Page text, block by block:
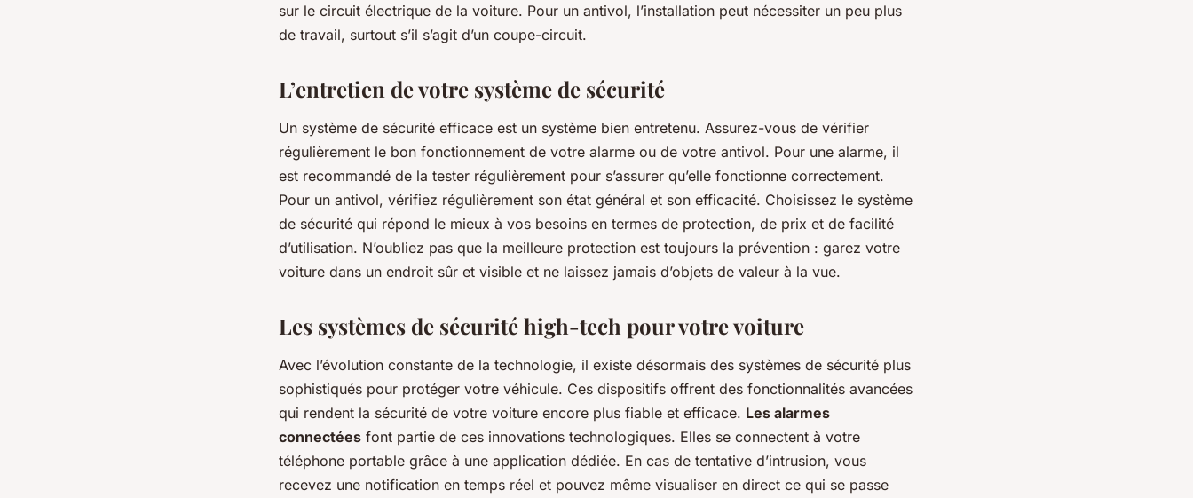
sur le circuit électrique de la voiture. Pour un antivol, l’installation peut nécessiter un peu plus
de travail, surtout s’il s’agit d’un coupe-circuit.
L’entretien de votre système de sécurité
Un système de sécurité efficace est un système bien entretenu. Assurez-vous de vérifier
régulièrement le bon fonctionnement de votre alarme ou de votre antivol. Pour une alarme, il
est recommandé de la tester régulièrement pour s’assurer qu’elle fonctionne correctement.
Pour un antivol, vérifiez régulièrement son état général et son efficacité. Choisissez le système
de sécurité qui répond le mieux à vos besoins en termes de protection, de prix et de facilité
d’utilisation. N’oubliez pas que la meilleure protection est toujours la prévention : garez votre
voiture dans un endroit sûr et visible et ne laissez jamais d’objets de valeur à la vue.
Les systèmes de sécurité high-tech pour votre voiture
Avec l’évolution constante de la technologie, il existe désormais des systèmes de sécurité plus
sophistiqués pour protéger votre véhicule. Ces dispositifs offrent des fonctionnalités avancées
qui rendent la sécurité de votre voiture encore plus fiable et efficace. Les alarmes
connectées font partie de ces innovations technologiques. Elles se connectent à votre
téléphone portable grâce à une application dédiée. En cas de tentative d’intrusion, vous
recevez une notification en temps réel et pouvez même visualiser en direct ce qui se passe